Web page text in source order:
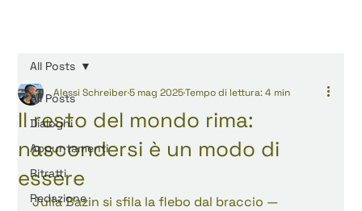
All Posts
Dialoghi
Appuntamenti
Ritratti
Redazione
All Posts
Il resto del mondo rima:
nascondersi è un modo di
essere
Alessi Schreiber5 mag 2025Tempo di lettura: 4 min
Julia Bazin si sfila la flebo dal braccio —